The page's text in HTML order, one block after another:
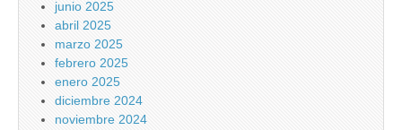
junio 2025
abril 2025
marzo 2025
febrero 2025
enero 2025
diciembre 2024
noviembre 2024